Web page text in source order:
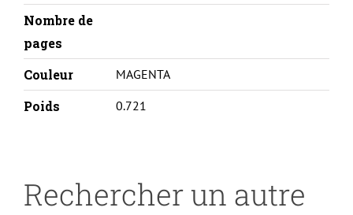
REMA
Nombre de
pages
Couleur
MAGENTA
Poids 0.721
Rechercher un autre